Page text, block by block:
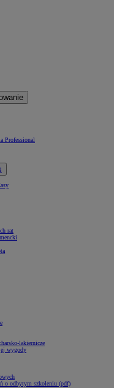
Professional
rat
lakiernicze
wygody
o odbytym szkoleniu (pdf)